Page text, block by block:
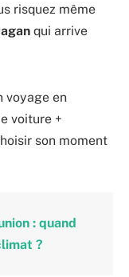
risquez même
qui arrive
voyage en
voiture +
son moment
: quand
?